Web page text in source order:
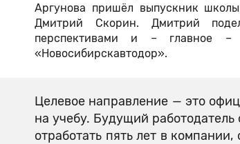
Аргунова пришёл выпускник
Дмитрий Скорин. Дмитрий
перспективами и – главное –
«Новосибирскавтодор».
Целевое направление — это
на учебу. Будущий
отработать пять лет в